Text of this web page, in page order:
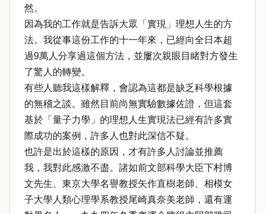
然。
因為我的工作就是告訴大眾「實現」理想人生的方
法。我從事這份工作的十一年來，已經向全日本超
過9萬人分享過這個方法，並屢次親眼目睹對方發生
了驚人的轉變。
有些人聽我這樣解釋，會認為這都是缺乏科學根據
的無稽之談。雖然目前尚無實驗數據佐證，但這套
基於「量子力學」的理想人生實現法已經有許多實
際成功的案例，許多人也對此深信不疑。
也許是出於這樣的原因，才有許多人討論並推薦
我，我對此感激不盡。諸如前文部科學大臣下村博
文先生、東京大學名譽教授矢作直樹老師、相模女
子大學人類心理學系教授尾崎真奈美老師，還有運